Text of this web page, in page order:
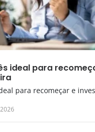
ideal para
para recomeçar e